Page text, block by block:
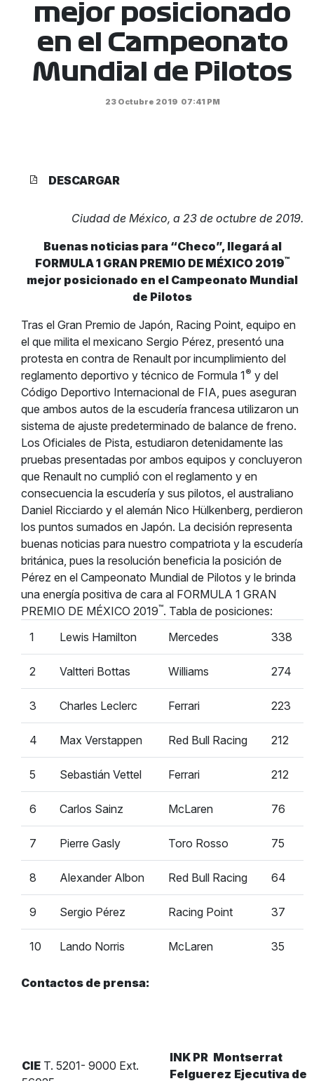
mejor posicionado
en el Campeonato
Mundial de Pilotos
23 Octubre 2019 07:41 PM
DESCARGAR
Ciudad de México, a 23 de octubre de 2019.
Buenas noticias para “Checo”, llegará al
FORMULA 1 GRAN PREMIO DE MÉXICO 2019™
mejor posicionado en el Campeonato Mundial
de Pilotos
Tras el Gran Premio de Japón, Racing Point, equipo en
el que milita el mexicano Sergio Pérez, presentó una
protesta en contra de Renault por incumplimiento del
reglamento deportivo y técnico de Formula 1® y del
Código Deportivo Internacional de FIA, pues aseguran
que ambos autos de la escudería francesa utilizaron un
sistema de ajuste predeterminado de balance de freno.
Los Oficiales de Pista, estudiaron detenidamente las
pruebas presentadas por ambos equipos y concluyeron
que Renault no cumplió con el reglamento y en
consecuencia la escudería y sus pilotos, el australiano
Daniel Ricciardo y el alemán Nico Hülkenberg, perdieron
los puntos sumados en Japón. La decisión representa
buenas noticias para nuestro compatriota y la escudería
británica, pues la resolución beneficia la posición de
Pérez en el Campeonato Mundial de Pilotos y le brinda
una energía positiva de cara al FORMULA 1 GRAN
PREMIO DE MÉXICO 2019™. Tabla de posiciones:
1
Lewis Hamilton Mercedes 338
2 Valtteri Bottas Williams 274
3 Charles Leclerc Ferrari 223
4 Max Verstappen Red Bull Racing 212
5 Sebastián Vettel Ferrari 212
6 Carlos Sainz McLaren 76
7 Pierre Gasly Toro Rosso 75
8 Alexander Albon Red Bull Racing 64
9 Sergio Pérez Racing Point 37
10 Lando Norris McLaren 35
Contactos de prensa:
CIE T. 5201- 9000 Ext.
INK PR Montserrat
Felguerez Ejecutiva de